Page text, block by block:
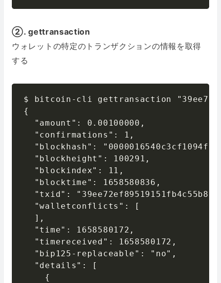
②. gettransaction
ウォレットの特定のトランザクションの情報を取得
する
$ bitcoin-cli gettransaction
{
  "amount": 0.00100000,
  "confirmations": 1,
"blockhash":
  "blockheight": 100291,
  "blockindex": 11,
  "blocktime": 1658580836,
"txid":
  "walletconflicts": [
  ],
  "time": 1658580172,
  "timereceived": 1658580172,
  "bip125-replaceable": "no",
  "details": [
    {